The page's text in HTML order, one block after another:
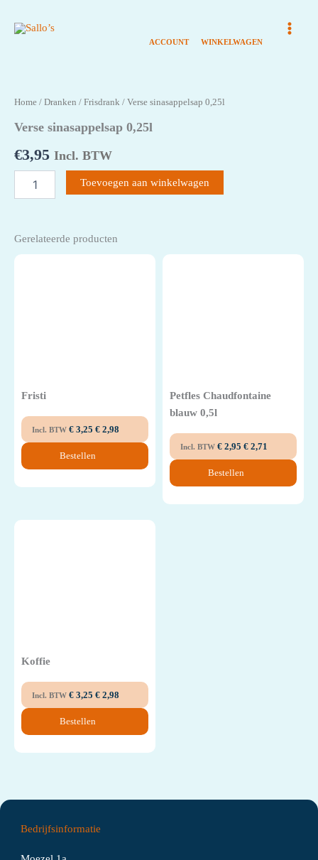
naar
Home / Dranken / Frisdrank / Verse sinasappelsap 0,25l
Verse sinasappelsap 0,25l
€3,95 Incl. BTW
sinasappelsap
Toevoegen aan winkelwagen
Gerelateerde producten
Fristi
Incl. BTW € 3,25 € 2,98
Bestellen
Petfles Chaudfontaine
blauw 0,5l
Incl. BTW € 2,95 € 2,71
Bestellen
Koffie
Incl. BTW € 3,25 € 2,98
Bestellen
Bedrijfsinformatie